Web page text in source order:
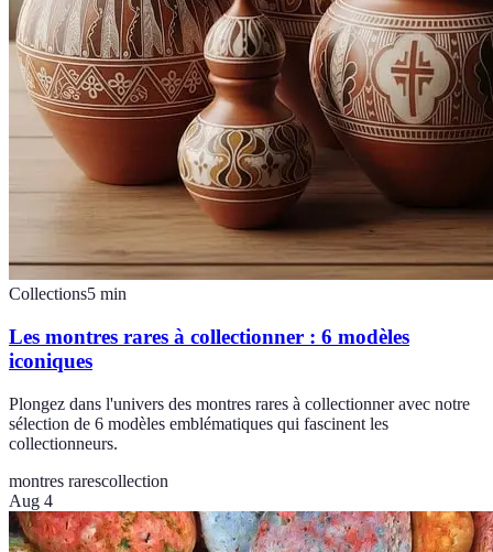
Collections5 min
Les montres rares à collectionner : 6 modèles
iconiques
Plongez dans l'univers des montres rares à collectionner avec notre
sélection de 6 modèles emblématiques qui fascinent les
collectionneurs.
montres rarescollection
Aug 4